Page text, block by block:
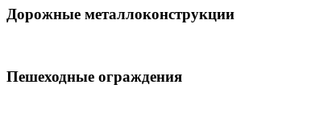
Дорожные металлоконструкции
Пешеходные ограждения